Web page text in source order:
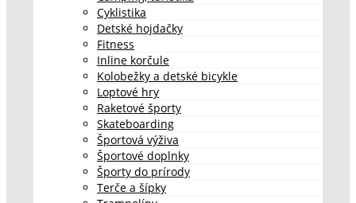
Cyklistika
Detské hojdačky
Fitness
Inline korčule
Kolobežky a detské bicykle
Loptové hry
Raketové športy
Skateboarding
Športová výživa
Športové doplnky
Športy do prírody
Terče a šípky